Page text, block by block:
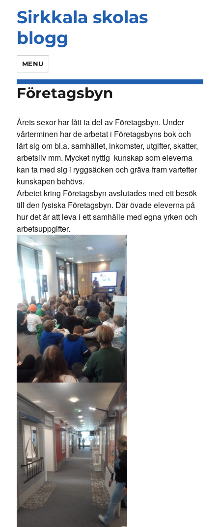
Sirkkala skolas
blogg
MENU
Företagsbyn
Årets sexor har fått ta del av Företagsbyn. Under
vårterminen har de arbetat i Företagsbyns bok och
lärt sig om bl.a. samhället, inkomster, utgifter, skatter,
arbetsliv mm. Mycket nyttig kunskap som eleverna
kan ta med sig i ryggsäcken och gräva fram vartefter
kunskapen behövs.
Arbetet kring Företagsbyn avslutades med ett besök
till den fysiska Företagsbyn. Där övade eleverna på
hur det är att leva i ett samhälle med egna yrken och
arbetsuppgifter.